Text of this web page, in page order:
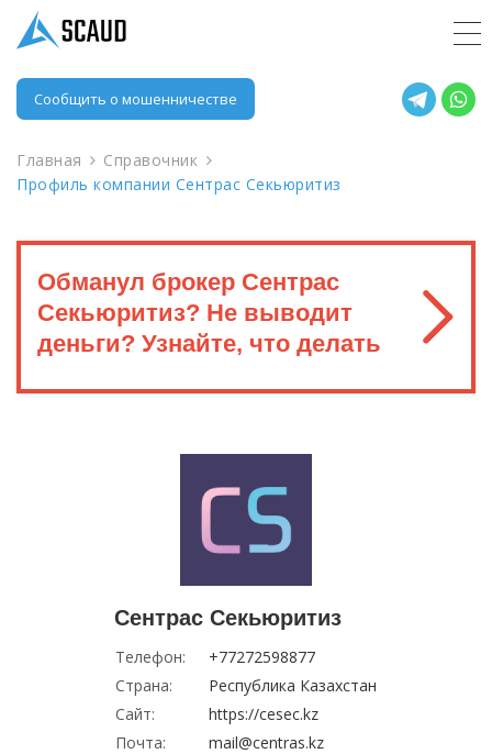
Сообщить о мошенничестве
Главная
Справочник
Профиль компании Сентрас Секьюритиз
Обманул брокер Сентрас
Секьюритиз? Не выводит
деньги? Узнайте, что делать
Сентрас Секьюритиз
Телефон:
+77272598877
Страна:
Республика Казахстан
Сайт:
https://cesec.kz
Почта:
mail@centras.kz